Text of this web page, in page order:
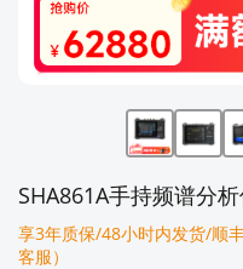
SHA861A手持频谱分
享3年质保/48小时内发货/顺
客服）